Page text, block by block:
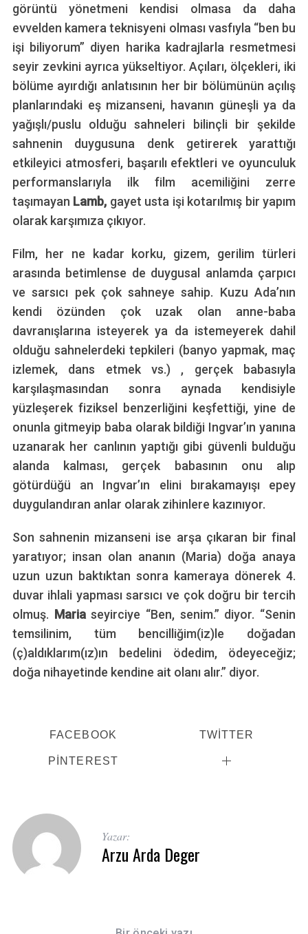
görüntü yönetmeni kendisi olmasa da daha
evvelden kamera teknisyeni olması vasfıyla “ben bu
işi biliyorum” diyen harika kadrajlarla resmetmesi
seyir zevkini ayrıca yükseltiyor. Açıları, ölçekleri, iki
bölüme ayırdığı anlatısının her bir bölümünün açılış
planlarındaki eş mizanseni, havanın güneşli ya da
yağışlı/puslu olduğu sahneleri bilinçli bir şekilde
sahnenin duygusuna denk getirerek yarattığı
etkileyici atmosferi, başarılı efektleri ve oyunculuk
performanslarıyla ilk film acemiliğini zerre
taşımayan Lamb, gayet usta işi kotarılmış bir yapım
olarak karşımıza çıkıyor.
Film, her ne kadar korku, gizem, gerilim türleri
arasında betimlense de duygusal anlamda çarpıcı
ve sarsıcı pek çok sahneye sahip. Kuzu Ada’nın
kendi özünden çok uzak olan anne-baba
davranışlarına isteyerek ya da istemeyerek dahil
olduğu sahnelerdeki tepkileri (banyo yapmak, maç
izlemek, dans etmek vs.) , gerçek babasıyla
karşılaşmasından sonra aynada kendisiyle
yüzleşerek fiziksel benzerliğini keşfettiği, yine de
onunla gitmeyip baba olarak bildiği Ingvar’ın yanına
uzanarak her canlının yaptığı gibi güvenli bulduğu
alanda kalması, gerçek babasının onu alıp
götürdüğü an Ingvar’ın elini bırakamayışı epey
duygulandıran anlar olarak zihinlere kazınıyor.
Son sahnenin mizanseni ise arşa çıkaran bir final
yaratıyor; insan olan ananın (Maria) doğa anaya
uzun uzun baktıktan sonra kameraya dönerek 4.
duvar ihlali yapması sarsıcı ve çok doğru bir tercih
olmuş. Mariaseyirciye “Ben, senim.” diyor. “Senin
temsilinim, tüm bencilliğim(iz)le doğadan
(ç)aldıklarım(ız)ın bedelini ödedim, ödeyeceğiz;
doğa nihayetinde kendine ait olanı alır.” diyor.
FACEBOOK TWITTER
PINTEREST
Yazar:
Arzu Arda Deger
e
r
c
h
f
r
: